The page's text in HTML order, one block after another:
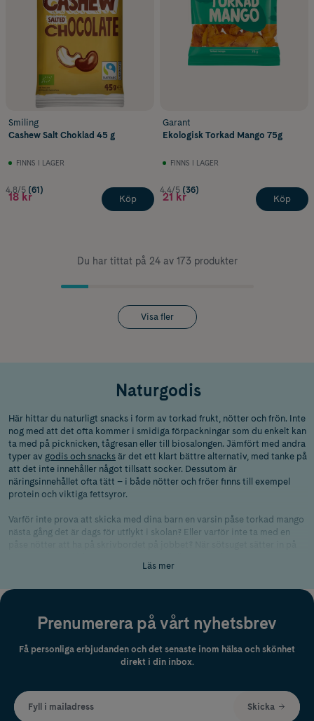
Smiling
Cashew Salt Choklad 45 g
FINNS I LAGER
4.8/5 (61)
18 kr Köp
Garant
Ekologisk Torkad Mango 75g
FINNS I LAGER
4.4/5 (36)
21 kr Köp
Du har tittat på 24 av 173 produkter
Visa fler
Naturgodis
Här hittar du naturligt snacks i form av torkad frukt, nötter och frön. Inte
nog med att det ofta kommer i smidiga förpackningar som du enkelt kan
ta med på picknicken, tågresan eller till biosalongen. Jämfört med andra
typer av godis och snacks är det ett klart bättre alternativ, med tanke på
att det inte innehåller något tillsatt socker. Dessutom är
näringsinnehållet ofta tätt – i både nötter och fröer finns till exempel
protein och viktiga fettsyror.
Varför inte prova att skicka med dina barn en varsin påse torkad mango
nästa gång det är dags för utflykt i skolan? Eller varför inte ta med en
fettsyror. Dessutom tar de bort sötsuget på ett effektivt sätt!
Läs mer
Prenumerera på vårt nyhetsbrev
Få personliga erbjudanden och det senaste inom hälsa och skönhet
direkt i din inbox.
Fyll i mailadress Skicka